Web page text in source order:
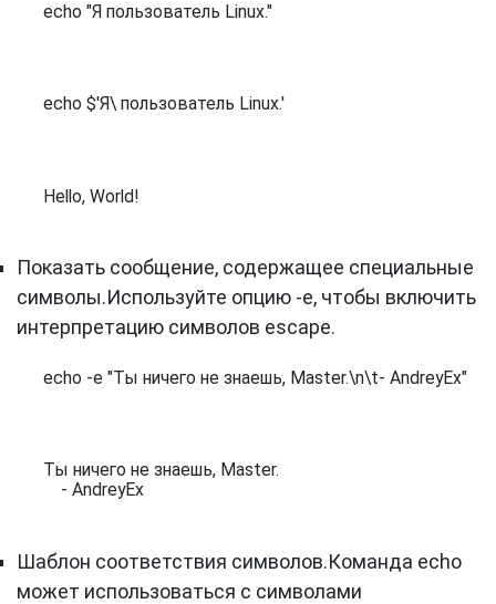
echo "Я пользователь Linux."
echo $'Я\ пользователь Linux.'
Hello, World!
Показать сообщение, содержащее специальные
символы.Используйте опцию -e, чтобы включить
интерпретацию символов escape.
echo -e "Ты ничего не знаешь, Master.\n\t- AndreyEx"
Ты ничего не знаешь, Master.
    - AndreyEx
Шаблон соответствия символов.Команда echo
может использоваться с символами